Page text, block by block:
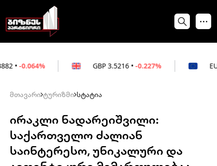
3.5216 -0.227% 3.0212 -
მთავარი ტურიზმი სტატია
ირაკლი ნადარეიშვილი:
საქართველო ძალიან
საინტერესო, უნიკალური და